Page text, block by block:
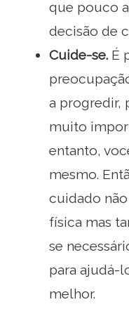
que pouco
decisão de
Cuide-se. É
a progredir,
muito
entanto,
mesmo.
cuidado
física mas
se
para ajudá-
melhor.